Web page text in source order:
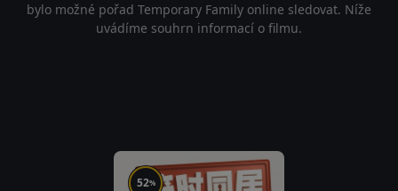
bylo možné pořad Temporary Family online sledovat. Níže
uvádíme souhrn informací o filmu.
52%